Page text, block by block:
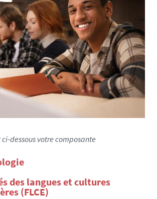
dessous votre composante
des langues et cultures
(FLCE)